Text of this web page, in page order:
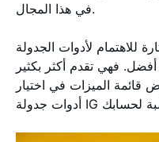
في هذا المجال.
للاهتمام لأدوات الجدولة
فهي تقدم أكثر بكثير
الميزات في اختيار